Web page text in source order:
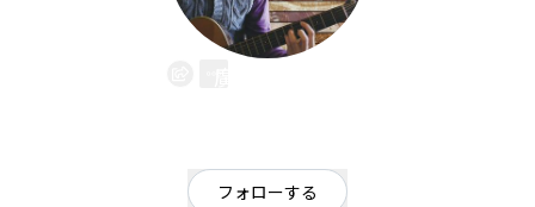
フォローする